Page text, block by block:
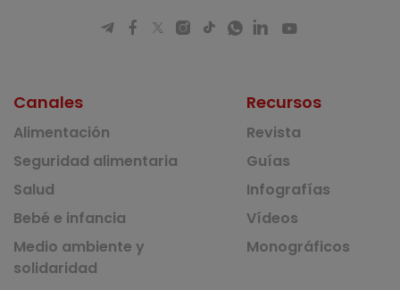
Canales
Alimentación
Seguridad alimentaria
Salud
Bebé e infancia
Medio ambiente y
solidaridad
Recursos
Revista
Guías
Infografías
Vídeos
Monográficos